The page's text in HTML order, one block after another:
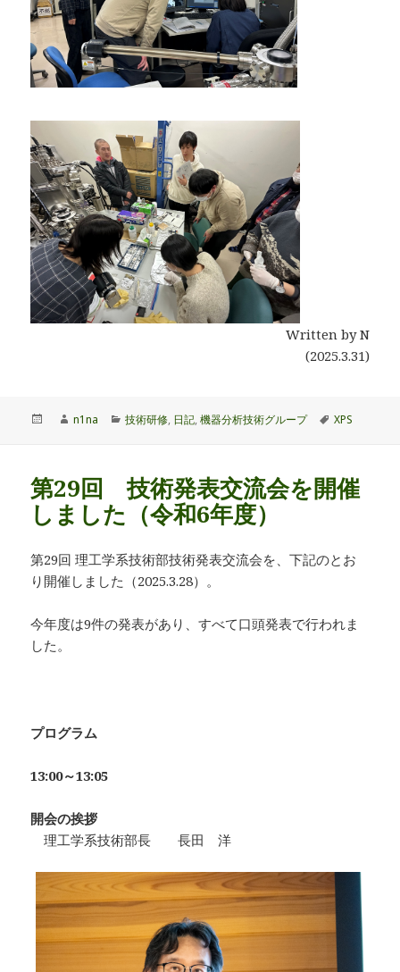
Written by N
(2025.3.31)
作
n1na
カ
ー
技術研修, 日記,機器分析技術グループ
タ
XPS
第29回 技術発表交流会を開催
しました（令和6年度）
第29回 理工学系技術部技術発表交流会を、下記のとお
り開催しました（2025.3.28）。
今年度は9件の発表があり、すべて口頭発表で行われま
した。
プログラム
13:00～13:05
開会の挨拶
理工学系技術部長 長田 洋